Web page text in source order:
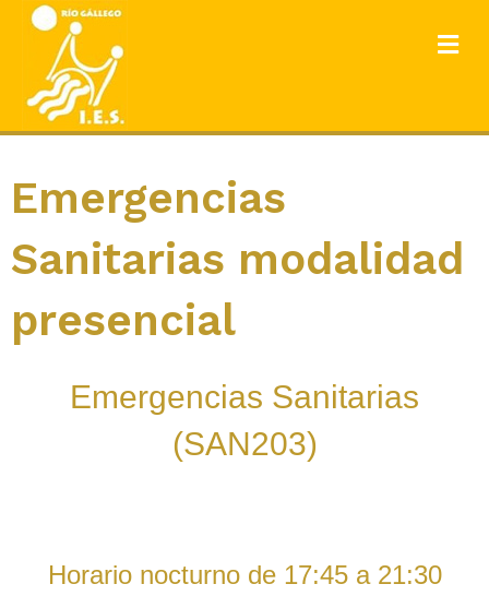
Emergencias
Sanitarias modalidad
presencial
Emergencias Sanitarias
(SAN203)
Horario nocturno de 17:45 a 21:30